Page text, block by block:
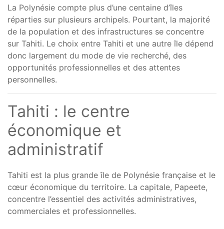
La Polynésie compte plus d’une centaine d’îles
réparties sur plusieurs archipels. Pourtant, la majorité
de la population et des infrastructures se concentre
sur Tahiti. Le choix entre Tahiti et une autre île dépend
donc largement du mode de vie recherché, des
opportunités professionnelles et des attentes
personnelles.
Tahiti : le centre
économique et
administratif
Tahiti est la plus grande île de Polynésie française et le
cœur économique du territoire. La capitale, Papeete,
concentre l’essentiel des activités administratives,
commerciales et professionnelles.